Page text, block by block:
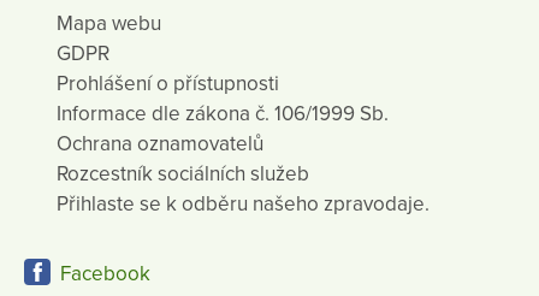
Mapa webu
GDPR
Prohlášení o přístupnosti
Informace dle zákona č. 106/1999 Sb.
Ochrana oznamovatelů
Rozcestník sociálních služeb
Přihlaste se k odběru našeho zpravodaje.
Facebook